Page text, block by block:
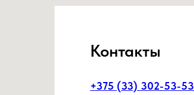
Контакты
+375 (33) 302-53-53